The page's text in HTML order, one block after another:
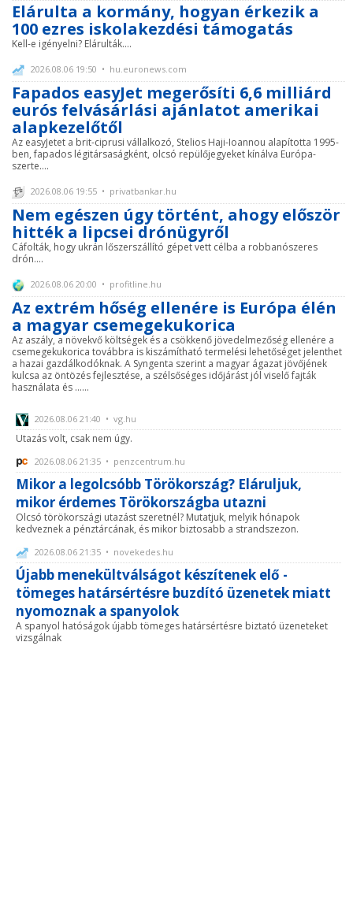
Elárulta a kormány, hogyan érkezik a
100 ezres iskolakezdési támogatás
Kell-e igényelni? Elárulták....
2026.08.06 19:50 • hu.euronews.com
Fapados easyJet megerősíti 6,6 milliárd
eurós felvásárlási ajánlatot amerikai
alapkezelőtől
Az easyJetet a brit-ciprusi vállalkozó, Stelios Haji-Ioannou alapította 1995-
ben, fapados légitársaságként, olcsó repülőjegyeket kínálva Európa-
szerte....
2026.08.06 19:55 • privatbankar.hu
Nem egészen úgy történt, ahogy először
hitték a lipcsei drónügyről
Cáfolták, hogy ukrán lőszerszállító gépet vett célba a robbanószeres
drón....
2026.08.06 20:00 • profitline.hu
Az extrém hőség ellenére is Európa élén
a magyar csemegekukorica
Az aszály, a növekvő költségek és a csökkenő jövedelmezőség ellenére a
csemegekukorica továbbra is kiszámítható termelési lehetőséget jelenthet
a hazai gazdálkodóknak. A Syngenta szerint a magyar ágazat jövőjének
kulcsa az öntözés fejlesztése, a szélsőséges időjárást jól viselő fajták
használata és ......
2026.08.06 21:40 • vg.hu
Utazás volt, csak nem úgy.
2026.08.06 21:35 • penzcentrum.hu
Mikor a legolcsóbb Törökország? Eláruljuk,
mikor érdemes Törökországba utazni
Olcsó törökországi utazást szeretnél? Mutatjuk, melyik hónapok
kedveznek a pénztárcának, és mikor biztosabb a strandszezon.
2026.08.06 21:35 • novekedes.hu
Újabb menekültválságot készítenek elő -
tömeges határsértésre buzdító üzenetek miatt
nyomoznak a spanyolok
A spanyol hatóságok újabb tömeges határsértésre biztató üzeneteket
vizsgálnak